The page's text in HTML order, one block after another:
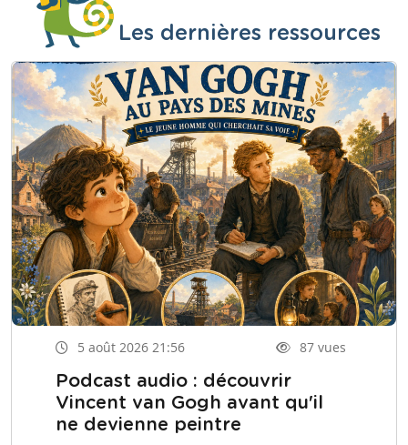
Les dernières ressources
5 août 2026 21:56 87 vues
Podcast audio : découvrir
Vincent van Gogh avant qu'il
ne devienne peintre